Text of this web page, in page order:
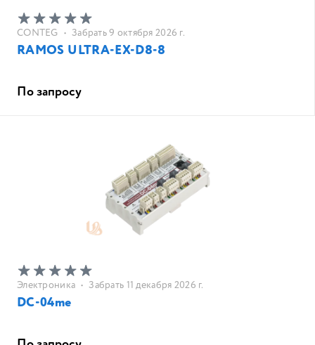
CONTEG • Забрать 9 октября 2026 г.
RAMOS ULTRA-EX-D8-8
По запросу
Электроника • Забрать 11 декабря 2026 г.
DC-04me